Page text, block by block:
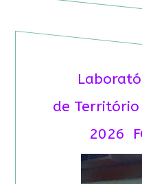
de Território
2026